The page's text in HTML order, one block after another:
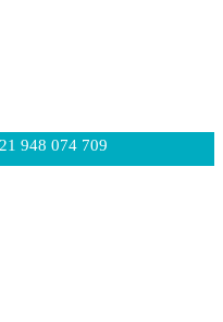
948 074 709